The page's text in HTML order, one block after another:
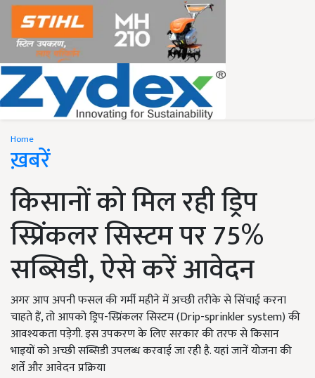
Home
ख़बरें
किसानों को मिल रही ड्रिप
स्प्रिंकलर सिस्टम पर 75%
सब्सिडी, ऐसे करें आवेदन
अगर आप अपनी फसल की गर्मी महीने में अच्छी तरीके से सिंचाई करना
चाहते हैं, तो आपको ड्रिप-स्प्रिंकलर सिस्टम (Drip-sprinkler system) की
आवश्यकता पड़ेगी. इस उपकरण के लिए सरकार की तरफ से किसान
भाइयों को अच्छी सब्सिडी उपलब्ध करवाई जा रही है. यहां जानें योजना की
शर्तें और आवेदन प्रक्रिया